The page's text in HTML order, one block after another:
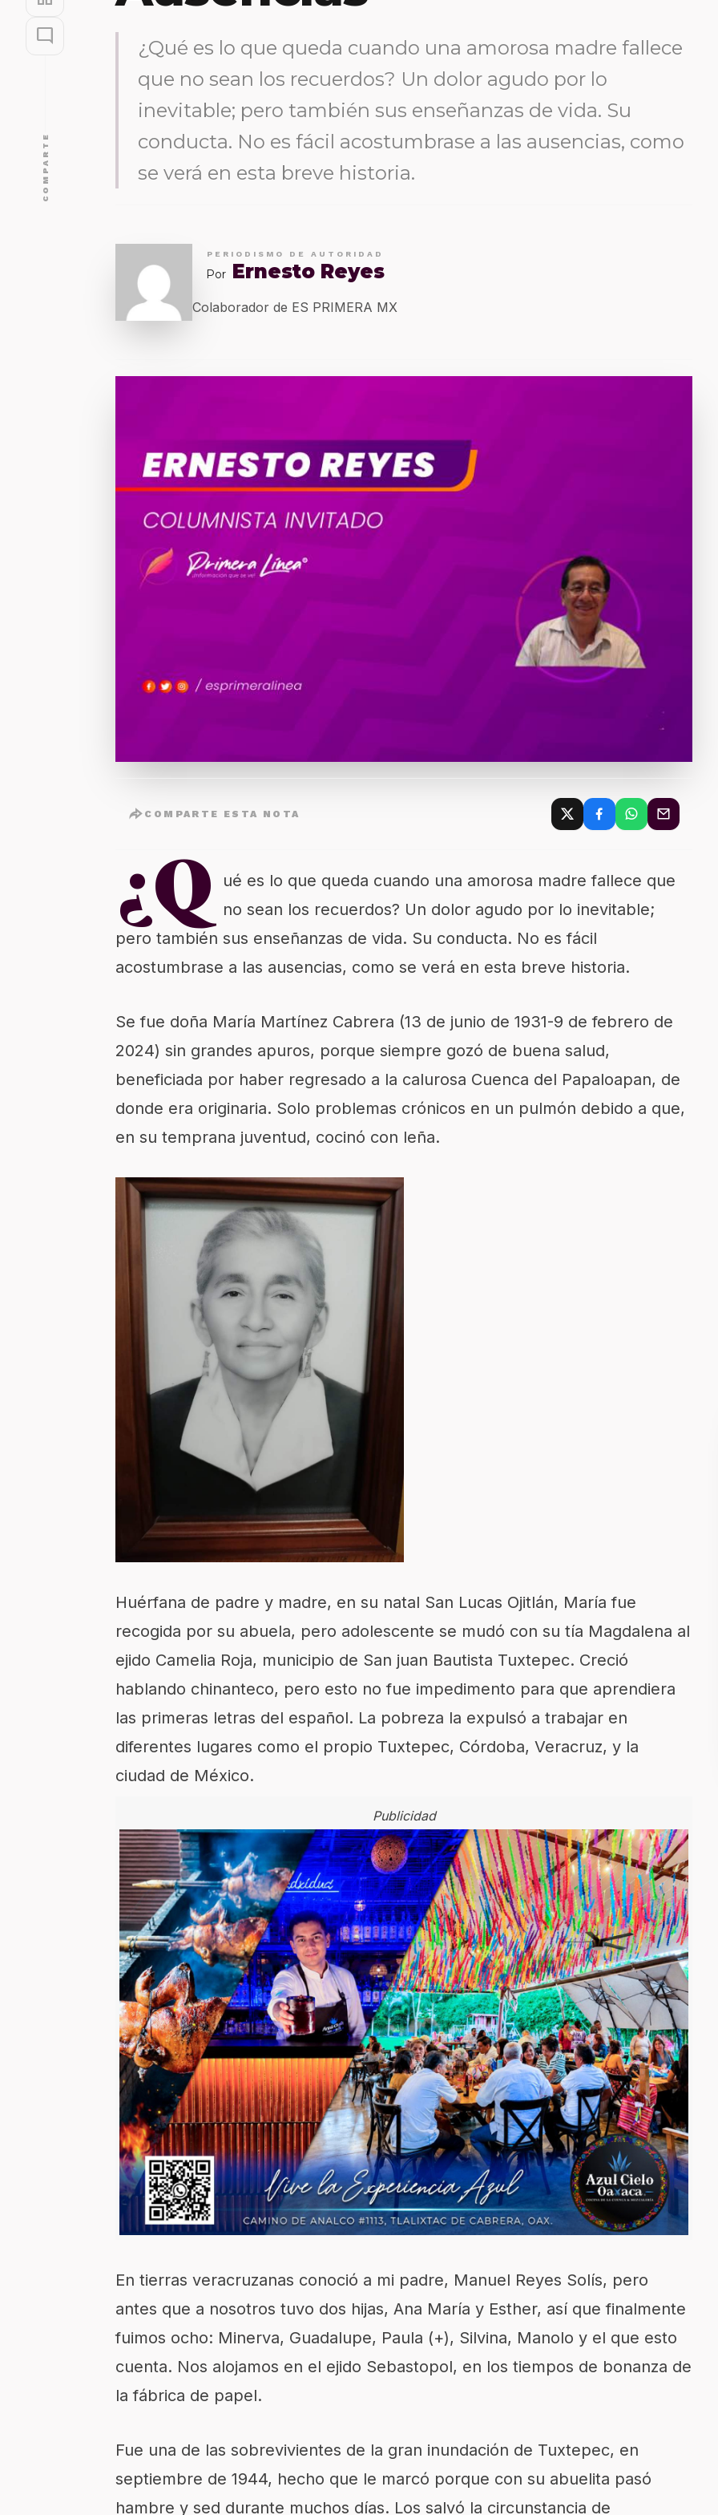
mode_comment
COMPARTE
¿Qué es lo que queda cuando una amorosa madre fallece
que no sean los recuerdos? Un dolor agudo por lo
inevitable; pero también sus enseñanzas de vida. Su
conducta. No es fácil acostumbrase a las ausencias, como
se verá en esta breve historia.
PERIODISMO DE AUTORIDAD
Por Ernesto Reyes
Colaborador de ES PRIMERA MX
COMPARTE ESTA NOTA
¿Q
ué es lo que queda cuando una amorosa madre fallece que
no sean los recuerdos? Un dolor agudo por lo inevitable;
pero también sus enseñanzas de vida. Su conducta. No es fácil
acostumbrase a las ausencias, como se verá en esta breve historia.
Se fue doña María Martínez Cabrera (13 de junio de 1931-9 de febrero de
2024) sin grandes apuros, porque siempre gozó de buena salud,
beneficiada por haber regresado a la calurosa Cuenca del Papaloapan, de
donde era originaria. Solo problemas crónicos en un pulmón debido a que,
en su temprana juventud, cocinó con leña.
Huérfana de padre y madre, en su natal San Lucas Ojitlán, María fue
recogida por su abuela, pero adolescente se mudó con su tía Magdalena al
ejido Camelia Roja, municipio de San juan Bautista Tuxtepec. Creció
hablando chinanteco, pero esto no fue impedimento para que aprendiera
las primeras letras del español. La pobreza la expulsó a trabajar en
diferentes lugares como el propio Tuxtepec, Córdoba, Veracruz, y la
ciudad de México.
Publicidad
En tierras veracruzanas conoció a mi padre, Manuel Reyes Solís, pero
antes que a nosotros tuvo dos hijas, Ana María y Esther, así que finalmente
fuimos ocho: Minerva, Guadalupe, Paula (+), Silvina, Manolo y el que esto
cuenta. Nos alojamos en el ejido Sebastopol, en los tiempos de bonanza de
la fábrica de papel.
Fue una de las sobrevivientes de la gran inundación de Tuxtepec, en
septiembre de 1944, hecho que le marcó porque con su abuelita pasó
hambre y sed durante muchos días. Los salvó la circunstancia de